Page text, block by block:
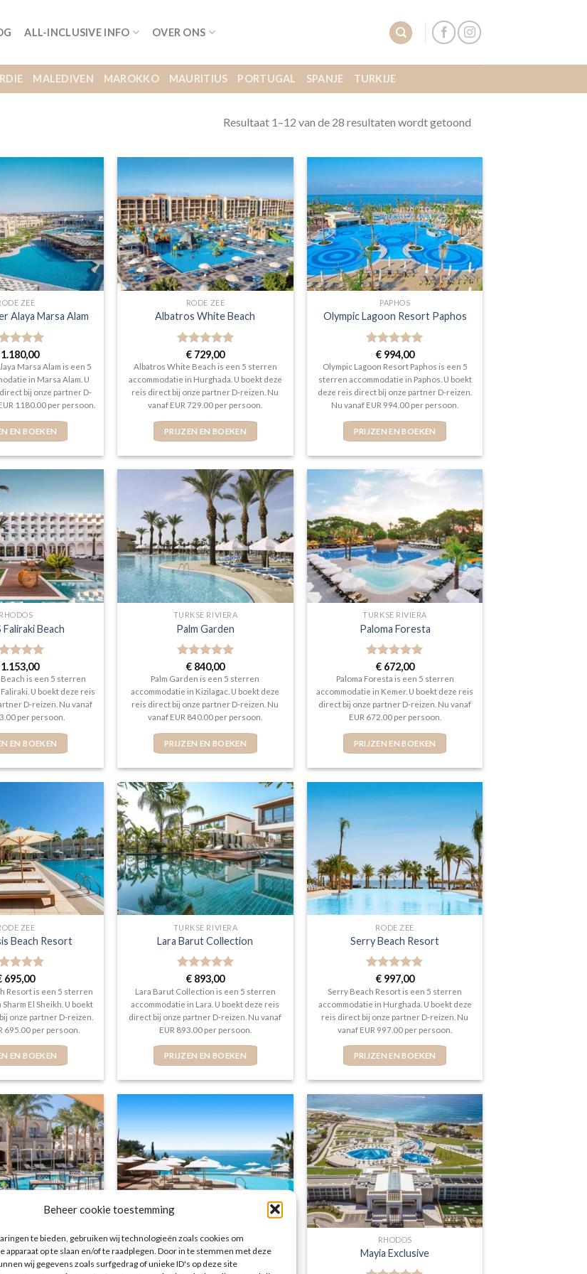
Beheer cookie toestemming
te bieden, gebruiken wij technologieën zoals cookies om
apparaat op te slaan en/of te raadplegen. Door in te stemmen met deze
wij gegevens zoals surfgedrag of unieke ID's op deze site
ALL-INCLUSIVE INFO OVER ONS
MALEDIVEN MAROKKO MAURITIUS PORTUGAL SPANJE TURKIJE
Resultaat 1–12 van de 28 resultaten wordt getoond
ZEE
Alaya Marsa Alam
5Marsa Alam is een 5
in Marsa Alam. U
bij onze partner D-
1180.00 per persoon.
EN BOEKEN
RODE ZEE
Albatros White Beach
Gewaardeerd
5uit 5
€729,00
Albatros White Beach is een 5 sterren
accommodatie in Hurghada. U boekt deze
reis direct bij onze partner D-reizen. Nu
vanaf EUR 729.00 per persoon.
PRIJZEN EN BOEKEN
PAPHOS
Olympic Lagoon Resort Paphos
Gewaardeerd
5uit 5
€994,00
Olympic Lagoon Resort Paphos is een 5
sterren accommodatie in Paphos. U boekt
deze reis direct bij onze partner D-reizen.
Nu vanaf EUR 994.00 per persoon.
PRIJZEN EN BOEKEN
RHODOS
Beach
5
Beach is een 5 sterren
U boekt deze reis
D-reizen. Nu vanaf
per persoon.
EN BOEKEN
TURKSE RIVIERA
Palm Garden
Gewaardeerd
5uit 5
€840,00
Palm Garden is een 5 sterren
accommodatie in Kizilagac. U boekt deze
reis direct bij onze partner D-reizen. Nu
vanaf EUR 840.00 per persoon.
PRIJZEN EN BOEKEN
TURKSE RIVIERA
Paloma Foresta
Gewaardeerd
5uit 5
€672,00
Paloma Foresta is een 5 sterren
accommodatie in Kemer. U boekt deze reis
direct bij onze partner D-reizen. Nu vanaf
EUR 672.00 per persoon.
PRIJZEN EN BOEKEN
ZEE
Beach Resort
5
695,00
Resort is een 5 sterren
El Sheikh. U boekt
onze partner D-reizen.
695.00 per persoon.
EN BOEKEN
TURKSE RIVIERA
Lara Barut Collection
Gewaardeerd
5uit 5
€893,00
Lara Barut Collection is een 5 sterren
accommodatie in Lara. U boekt deze reis
direct bij onze partner D-reizen. Nu vanaf
EUR 893.00 per persoon.
PRIJZEN EN BOEKEN
RODE ZEE
Serry Beach Resort
Gewaardeerd
5uit 5
€997,00
Serry Beach Resort is een 5 sterren
accommodatie in Hurghada. U boekt deze
reis direct bij onze partner D-reizen. Nu
vanaf EUR 997.00 per persoon.
PRIJZEN EN BOEKEN
ZEE
Makadina
CHALKIDIKI
Ikos Oceania
RHODOS
Mayia Exclusive